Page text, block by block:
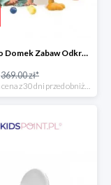
Yookidoo Domek Zabaw Odkrywczy
369.00 zł*
*najniższa cena z 30 dni przed obniżką